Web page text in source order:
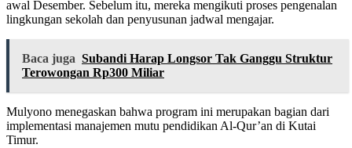
awal Desember. Sebelum itu, mereka mengikuti proses pengenalan
lingkungan sekolah dan penyusunan jadwal mengajar.
Baca juga Subandi Harap Longsor Tak Ganggu Struktur
Terowongan Rp300 Miliar
Mulyono menegaskan bahwa program ini merupakan bagian dari
implementasi manajemen mutu pendidikan Al-Qur’an di Kutai
Timur.